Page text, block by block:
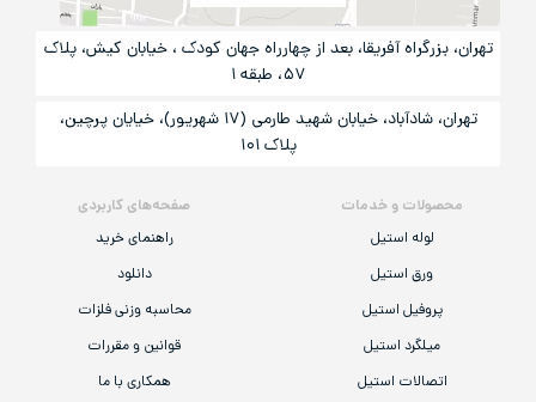
محصولات و خدمات
لوله استیل
ورق استیل
پروفیل استیل
میلگرد استیل
اتصالات استیل
صفحه‌های کاربردی
راهنمای خرید
دانلود
محاسبه وزنی فلزات
قوانین و مقررات
همکاری با ما
تهران، بزرگراه آفریقا، بعد از چهارراه جهان کودک ، خیابان کیش، پلاک
۵۷، طبقه ۱
تهران، شادآباد، خیابان شهید طارمی (۱۷ شهریور)، خیایان پرچین،
پلاک ۱۰۱